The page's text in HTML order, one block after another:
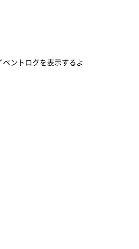
ントログを表示するよ